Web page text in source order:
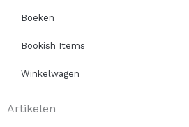
Boeken
Bookish Items
Winkelwagen
Artikelen